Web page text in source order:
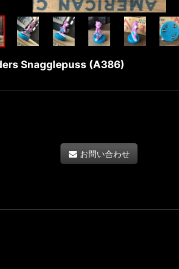
Snagglepuss (A386)
お問い合わせ